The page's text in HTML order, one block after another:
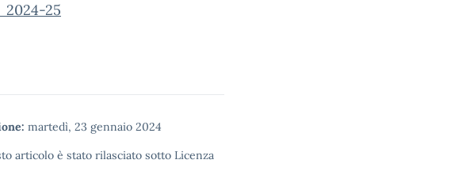
2024-25
martedì, 23 gennaio 2024
articolo è stato rilasciato sotto Licenza